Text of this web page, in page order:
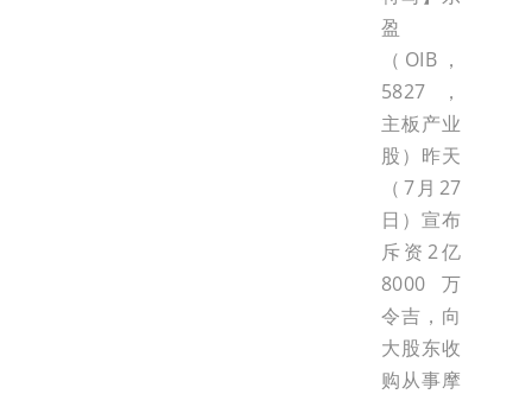
盈
（OIB，
5827，
主板产业
股）昨天
（7月27
日）宣布
斥资2亿
8000万
令吉，向
大股东收
购从事摩